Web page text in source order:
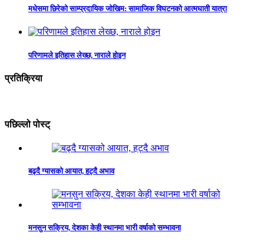
मधेसमा छिरेको साम्प्रदायिक जोखिम: सामाजिक विघटनको आत्मघाती यात्रा
परिणामले इतिहास लेख्छ, नाराले होइन
प्रतिक्रिया
पछिल्लो पोस्ट्
बढ्दै ग्यासको आयात, हट्दै अभाव
मनसुन सक्रिय, देशका केही स्थानमा भारी वर्षाको सम्भावना